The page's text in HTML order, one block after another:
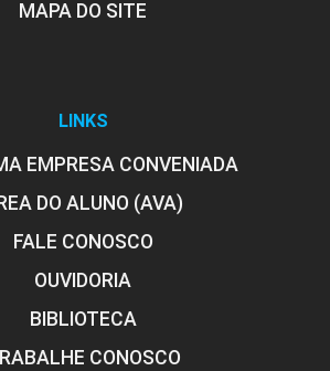
MAPA DO SITE
LINKS
EMPRESA CONVENIADA
DO ALUNO (AVA)
FALE CONOSCO
OUVIDORIA
BIBLIOTECA
CONOSCO